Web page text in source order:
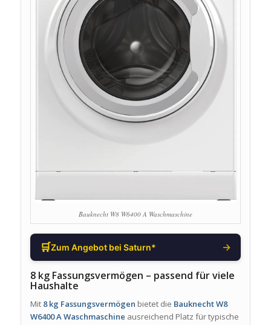
Bauknecht W8 W6400 A Waschmaschine
🛒Zum Angebot bei Saturn* →
8 kg Fassungsvermögen – passend für viele
Haushalte
Mit 8 kg Fassungsvermögen bietet die Bauknecht W8
W6400 A Waschmaschine ausreichend Platz für typische